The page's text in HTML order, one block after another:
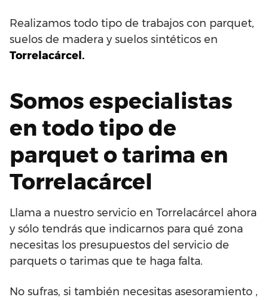
Realizamos todo tipo de trabajos con parquet,
suelos de madera y suelos sintéticos en
Torrelacárcel.
Somos especialistas
en todo tipo de
parquet o tarima en
Torrelacárcel
Llama a nuestro servicio en Torrelacárcel ahora
y sólo tendrás que indicarnos para qué zona
necesitas los presupuestos del servicio de
parquets o tarimas que te haga falta.
No sufras, si también necesitas asesoramiento ,